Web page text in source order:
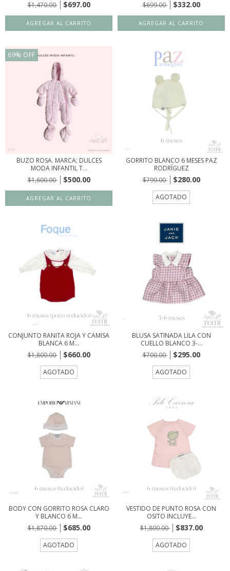
$1,470.00 $697.00 $699.00 $332.00
69% OFF
BUZO ROSA. MARCA: DULCES
MODA INFANTIL T...
$1,600.00
$500.00
GORRITO BLANCO 6 MESES PAZ
RODRÍGUEZ
$799.00
$280.00
AGOTADO
CONJUNTO RANITA ROJA Y CAMISA
BLANCA 6 M...
$1,800.00
$660.00
AGOTADO
BLUSA SATINADA LILA CON
CUELLO BLANCO 3-...
$700.00
$295.00
AGOTADO
BODY CON GORRITO ROSA CLARO
Y BLANCO 6 M...
$1,870.00
$685.00
AGOTADO
VESTIDO DE PUNTO ROSA CON
OSITO INCLUYE...
$1,800.00
$837.00
AGOTADO